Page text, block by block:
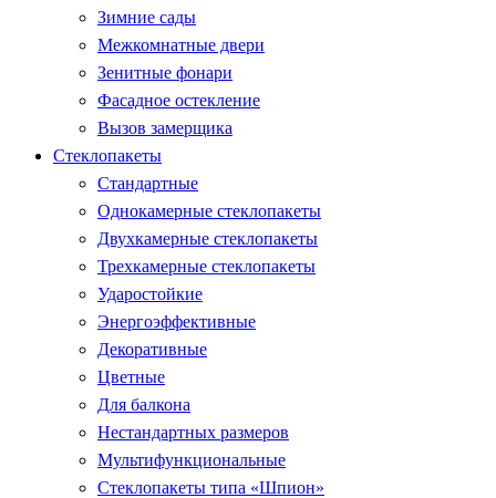
Зимние сады
Межкомнатные двери
Зенитные фонари
Фасадное остекление
Вызов замерщика
Стеклопакеты
Стандартные
Однокамерные стеклопакеты
Двухкамерные стеклопакеты
Трехкамерные стеклопакеты
Ударостойкие
Энергоэффективные
Декоративные
Цветные
Для балкона
Нестандартных размеров
Мультифункциональные
Стеклопакеты типа «Шпион»